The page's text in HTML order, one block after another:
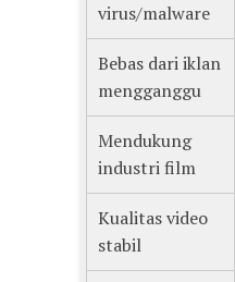
virus/malware
Bebas dari iklan
mengganggu
Mendukung
industri film
Kualitas video
stabil